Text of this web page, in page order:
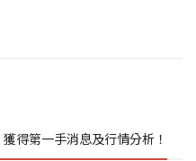
得第一手消息及行情分析！